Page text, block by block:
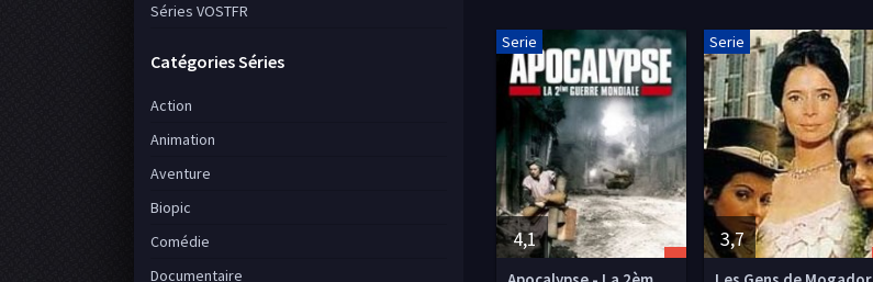
4,1
Serie
3,7
Serie
Séries VOSTFR
Catégories Séries
Action
Animation
Aventure
Biopic
Comédie
Documentaire